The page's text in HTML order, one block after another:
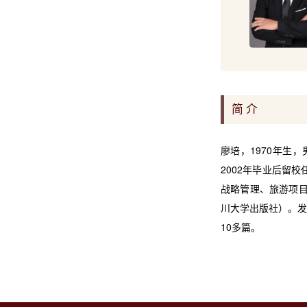
简 介
廖培， 1970年生，
2002年毕业后留校
战略管理、旅游项
川大学出版社）。
10多篇。